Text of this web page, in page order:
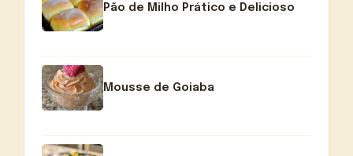
Pão de Milho Prático e Delicioso
Mousse de Goiaba